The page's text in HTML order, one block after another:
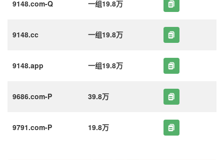
9148.com-Q 一组19.8万
9148.cc 一组19.8万
9148.app 一组19.8万
9686.com-P 39.8万
9791.com-P 19.8万